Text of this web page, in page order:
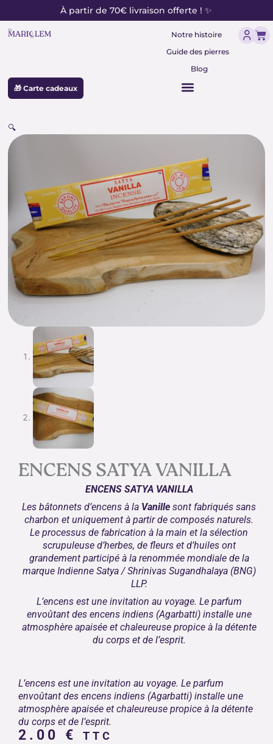
au
contenu
À partir de 70€ livraison offerte ! ✨
Notre histoire
Guide des pierres
Blog
🎁 Carte cadeaux
🔍
ENCENS SATYA VANILLA
ENCENS SATYA VANILLA
Les bâtonnets d’encens à la Vanillesont fabriqués sans
charbon et uniquement à partir de composés naturels.
Le processus de fabrication à la main et la sélection
scrupuleuse d’herbes, de fleurs et d’huiles ont
grandement participé à la renommée mondiale de la
marque Indienne Satya / Shrinivas Sugandhalaya (BNG)
LLP.
L’encens est une invitation au voyage. Le parfum
envoûtant des encens indiens (Agarbatti) installe une
atmosphère apaisée et chaleureuse propice à la détente
du corps et de l’esprit.
L’encens est une invitation au voyage. Le parfum
envoûtant des encens indiens (Agarbatti) installe une
atmosphère apaisée et chaleureuse propice à la détente
du corps et de l’esprit.
2.00 € TTC